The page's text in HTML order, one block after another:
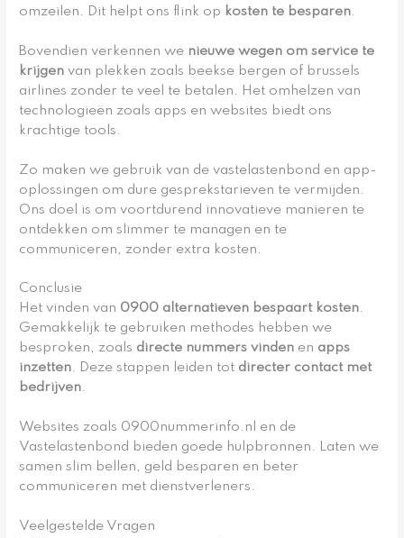
omzeilen. Dit helpt ons flink op kosten te besparen.
Bovendien verkennen we nieuwe wegen om service te
krijgen van plekken zoals beekse bergen of brussels
airlines zonder te veel te betalen. Het omhelzen van
technologieën zoals apps en websites biedt ons
krachtige tools.
Zo maken we gebruik van de vastelastenbond en app-
oplossingen om dure gesprekstarieven te vermijden.
Ons doel is om voortdurend innovatieve manieren te
ontdekken om slimmer te managen en te
communiceren, zonder extra kosten.
Conclusie
Het vinden van 0900 alternatieven bespaart kosten.
Gemakkelijk te gebruiken methodes hebben we
besproken, zoals directe nummers vinden en apps
inzetten. Deze stappen leiden tot directer contact met
bedrijven.
Websites zoals 0900nummerinfo.nl en de
Vastelastenbond bieden goede hulpbronnen. Laten we
samen slim bellen, geld besparen en beter
communiceren met dienstverleners.
Veelgestelde Vragen